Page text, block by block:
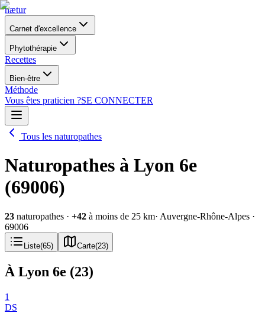
nætur
Carnet d'excellence
Phytothérapie
Recettes
Bien-être
Méthode
Vous êtes praticien ?SE CONNECTER
Tous les naturopathes
Naturopathes à Lyon 6e
(69006)
23 naturopathes · +42 à moins de 25 km· Auvergne-Rhône-Alpes ·
69006
Liste(65) Carte(23)
À Lyon 6e (23)
1
DS